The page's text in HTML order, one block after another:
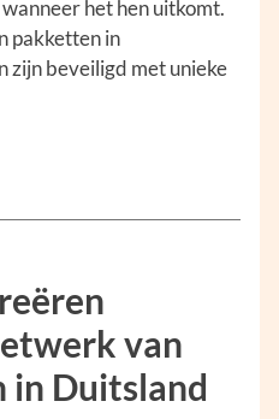
het hen uitkomt.
pakketten in
zijn beveiligd met unieke
van
in Duitsland